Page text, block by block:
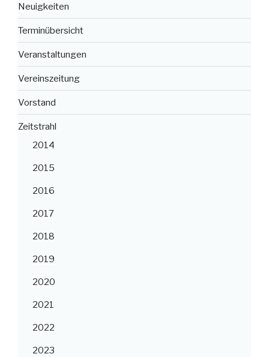
Neuigkeiten
Terminübersicht
Veranstaltungen
Vereinszeitung
Vorstand
Zeitstrahl
2014
2015
2016
2017
2018
2019
2020
2021
2022
2023